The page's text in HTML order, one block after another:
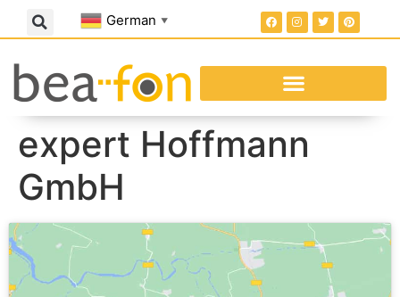
German ▼
expert Hoffmann
GmbH